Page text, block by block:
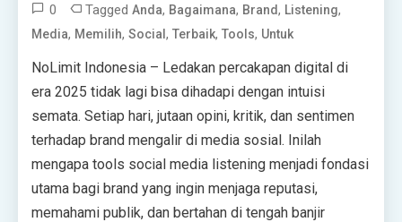
0 TaggedAnda, Bagaimana, Brand, Listening,
Media, Memilih,Social,Terbaik,Tools, Untuk
NoLimit Indonesia – Ledakan percakapan digital di
era 2025 tidak lagi bisa dihadapi dengan intuisi
semata. Setiap hari, jutaan opini, kritik, dan sentimen
terhadap brand mengalir di media sosial. Inilah
mengapa tools social media listening menjadi fondasi
utama bagi brand yang ingin menjaga reputasi,
memahami publik, dan bertahan di tengah banjir